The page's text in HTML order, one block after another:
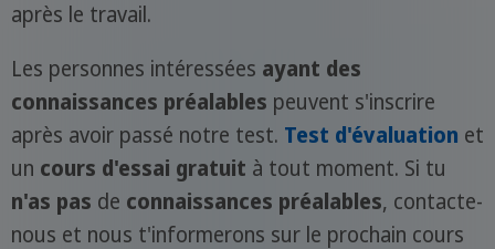
après le travail.
Les personnes intéressées ayant des
connaissances préalables peuvent s'inscrire
après avoir passé notre test. Test d'évaluation et
un cours d'essai gratuit à tout moment. Si tu
n'as pas de connaissances préalables, contacte-
nous et nous t'informerons sur le prochain cours